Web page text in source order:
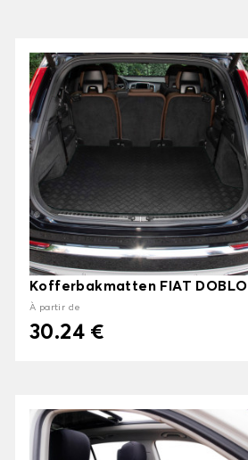
Kofferbakmatten FIAT DOBLO
À partir de
30.24 €